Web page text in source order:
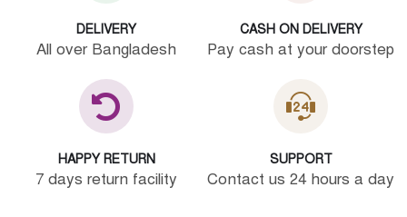
DELIVERY
All over Bangladesh
CASH ON DELIVERY
Pay cash at your doorstep
HAPPY RETURN
7 days return facility
SUPPORT
Contact us 24 hours a day